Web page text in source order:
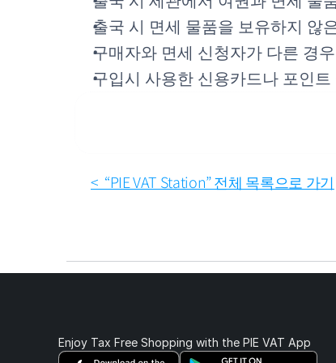
출국 시 면세 물품을 보유하지 않
구매자와 면세 신청자가 다른 경
구입시 사용한 신용카드나 포인
<  “PIE VAT Station” 전체 목록으로 가기
Enjoy Tax Free Shopping with the PIE VAT App